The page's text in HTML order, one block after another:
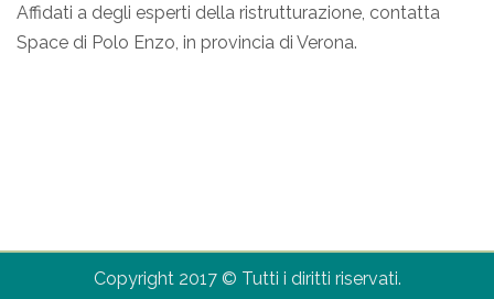
Affidati a degli esperti della ristrutturazione, contatta
Space di Polo Enzo, in provincia di Verona.
Copyright 2017 © Tutti i diritti riservati.